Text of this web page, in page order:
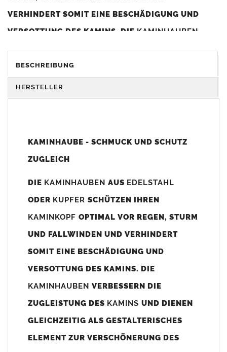
VERHINDERT SOMIT EINE BESCHÄDIGUNG UND
VERSOTTUNG DES KAMINS. DIE KAMINHAUBEN
DIENEN GLEICHZEITIG ALS GESTALTERISCHES
ELEMENT ZUR VERSCHÖNERUNG DES BAUWERKS.
Unsere Maßangaben beziehen sich immer auf das
800mm x 740-800mm angefertigt (siehe Bild/Zeichnung unten).
angefertigt werden (bitte anfragen).
(siehe Bild/Zeichnung unten) angefertigt. Sollten die Bohrungen
nicht passen dann bitte "ohne"Bohrungen (Auswahlfeld)
bis 500mm Kaminbreite: Abstand vom Kaminrand ca.
80mm
BESCHREIBUNG
HERSTELLER
KAMINHAUBE - SCHMUCK UND SCHUTZ
ZUGLEICH
DIE KAMINHAUBEN AUS EDELSTAHL
ODER KUPFER SCHÜTZEN IHREN
KAMINKOPF OPTIMAL VOR REGEN, STURM
UND FALLWINDEN UND VERHINDERT
SOMIT EINE BESCHÄDIGUNG UND
VERSOTTUNG DES KAMINS. DIE
KAMINHAUBEN VERBESSERN DIE
ZUGLEISTUNG DES KAMINS UND DIENEN
GLEICHZEITIG ALS GESTALTERISCHES
ELEMENT ZUR VERSCHÖNERUNG DES